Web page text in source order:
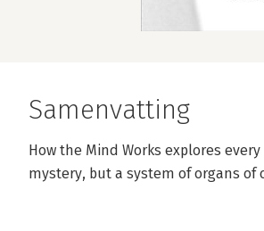
Samenvatting
How the Mind Works explores
mystery, but a system of organs